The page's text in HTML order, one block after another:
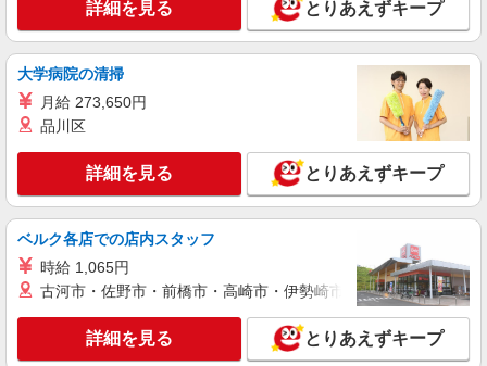
円 〜 256438 円
詳細を見る とりあえずキープ
大学病院の清掃
月給 273,650円
品川区
詳細を見る とりあえずキープ
ベルク各店での店内スタッフ
時給 1,065円
古河市・佐野市・前橋市・高崎市・伊勢崎市・太田市・館林市
詳細を見る とりあえずキープ